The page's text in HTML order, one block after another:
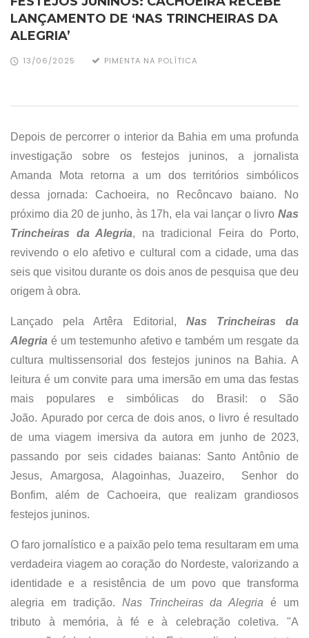
LANÇAMENTO DE ‘NAS TRINCHEIRAS DA
ALEGRIA’
13/06/2025 PIMENTA NA POLÍTICA
Depois de percorrer o interior da Bahia em uma profunda
investigação sobre os festejos juninos, a jornalista
Amanda Mota retorna a um dos territórios simbólicos
dessa jornada: Cachoeira, no Recôncavo baiano. No
próximo dia 20 de junho, às 17h, ela vai lançar o livro Nas
Trincheiras da Alegria, na tradicional Feira do Porto,
revivendo o elo afetivo e cultural com a cidade, uma das
seis que visitou durante os dois anos de pesquisa que deu
origem à obra.
Lançado pela Artêra Editorial, Nas Trincheiras da
Alegria é um testemunho afetivo e também um resgate da
cultura multissensorial dos festejos juninos na Bahia. A
leitura é um convite para uma imersão em uma das festas
mais populares e simbólicas do Brasil: o São
João. Apurado por cerca de dois anos, o livro é resultado
de uma viagem imersiva da autora em junho de 2023,
passando por seis cidades baianas: Santo Antônio de
Jesus, Amargosa, Alagoinhas, Juazeiro, Senhor do
Bonfim, além de Cachoeira, que realizam grandiosos
festejos juninos.
O faro jornalístico e a paixão pelo tema resultaram em uma
verdadeira viagem ao coração do Nordeste, valorizando a
identidade e a resistência de um povo que transforma
alegria em tradição. Nas Trincheiras da Alegria é um
tributo à memória, à fé e à celebração coletiva. "A